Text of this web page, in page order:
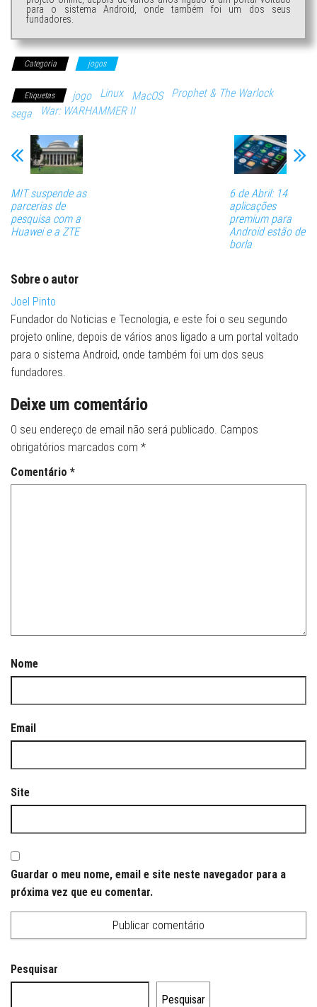
para o sistema Android, onde também foi um dos seus
fundadores.
Categoria jogos
Etiquetas jogo Linux MacOS
Prophet & The Warlock
sega
War: WARHAMMER II
MIT suspende as
parcerias de
pesquisa com a
Huawei e a ZTE
6 de Abril: 14
aplicações
premium para
Android estão de
borla
Sobre o autor
Joel Pinto
Fundador do Noticias e Tecnologia, e este foi o seu segundo
projeto online, depois de vários anos ligado a um portal voltado
para o sistema Android, onde também foi um dos seus
fundadores.
Deixe um comentário
O seu endereço de email não será publicado. Campos
obrigatórios marcados com *
Comentário *
Nome
Email
Site
Guardar o meu nome, email e site neste navegador para a
próxima vez que eu comentar.
Pesquisar
Pesquisar